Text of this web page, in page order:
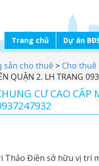
Trang chủ Dự án
sản cho thuê> Cho thuê
QUẬN 2. LH TRANG
CƯ CAO CẤP
Thảo Điền sở hữu vị trí